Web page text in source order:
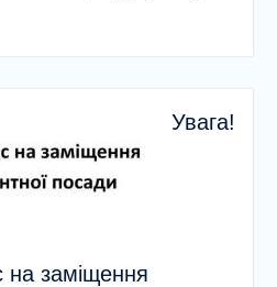
Увага!
на заміщення